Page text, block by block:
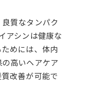
質なタンパク
アシンは健康な
めには、体内
高いヘアケア
改善が可能で